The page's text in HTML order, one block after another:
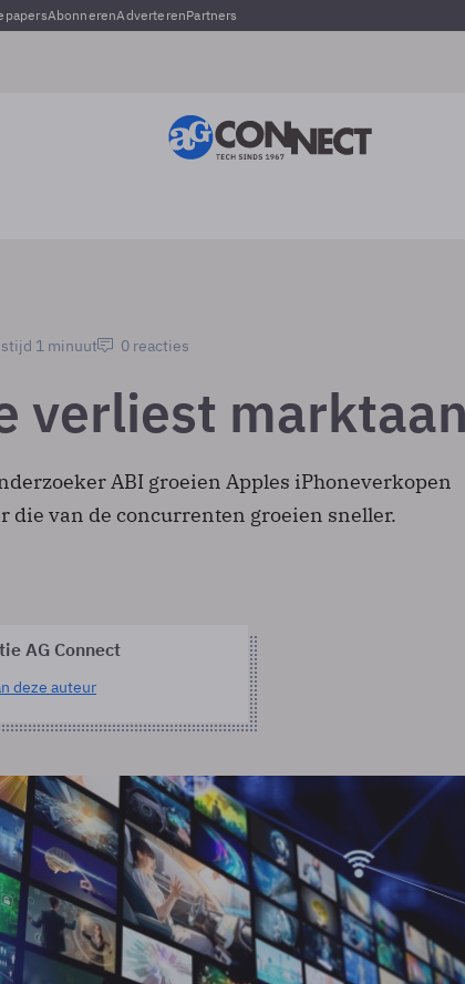
AbonnerenAdverterenPartners
1 minuut 0 reacties
verliest
ABI groeien Apples iPhoneverkopen
die van de concurrenten groeien sneller.
AG Connect
deze auteur